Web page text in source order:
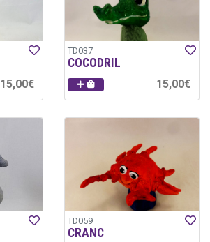
15,00€
TD037
COCODRIL
15,00€
TD059
CRANC